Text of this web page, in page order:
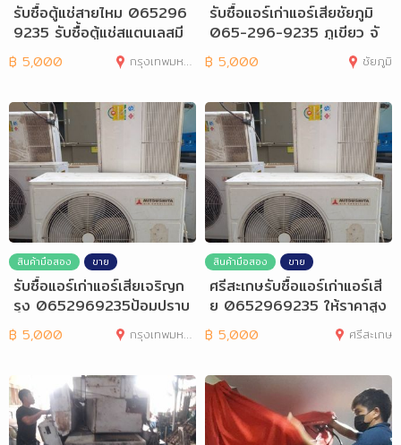
รับซื้อตู้แช่สายไหม 065296
9235 รับซื้อตู้แช่สแตนเลสมี
นบุรี
฿ 5,000 กรุงเทพมหานคร
รับซื้อแอร์เก่าแอร์เสียชัยภูมิ
065-296-9235 ภูเขียว จั
ตุรัส
฿ 5,000 ชัยภูมิ
สินค้ามือสอง ขาย
รับซื้อแอร์เก่าแอร์เสียเจริญก
รุง 0652969235ป้อมปราบ
ศัตรูพ่าย
฿ 5,000 กรุงเทพมหานคร
สินค้ามือสอง ขาย
ศรีสะเกษรับซื้อแอร์เก่าแอร์เสี
ย 0652969235 ให้ราคาสูง
฿ 5,000 ศรีสะเกษ